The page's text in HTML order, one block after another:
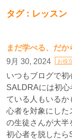
タグ : レッスン
まだ学べる、だか
9月 30, 2024
お役
いつもブログで初
SALDRAには初
ている人もいるか
心者を対象にした
の生徒さんが大半
初心者を脱した